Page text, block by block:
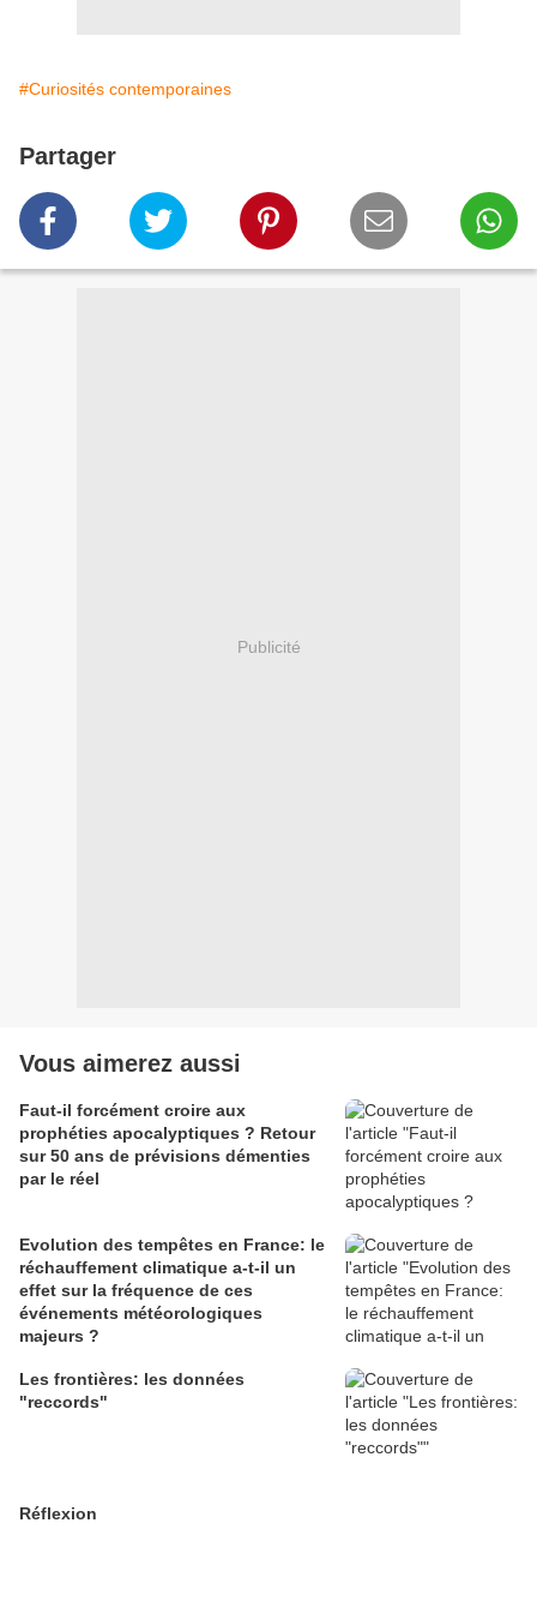
#Curiosités contemporaines
Partager
Publicité
Vous aimerez aussi
Faut-il forcément croire aux
prophéties apocalyptiques ? Retour
sur 50 ans de prévisions démenties
par le réel
Evolution des tempêtes en France: le
réchauffement climatique a-t-il un
effet sur la fréquence de ces
événements météorologiques
majeurs ?
Les frontières: les données
"reccords"
Réflexion